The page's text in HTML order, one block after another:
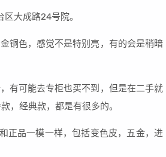
大成路24号院。
铜色，感觉不是特别亮，有的会是稍暗
有可能去专柜也买不到，但是在二手就
，经典款，都是有很多的。
正品一模一样，包括变色皮，五金，进